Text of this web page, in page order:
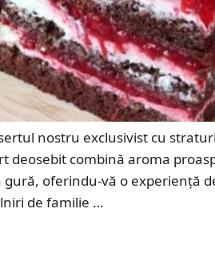
nostru exclusivist cu
deosebit combină aroma
oferindu-vă o experiență
de familie …